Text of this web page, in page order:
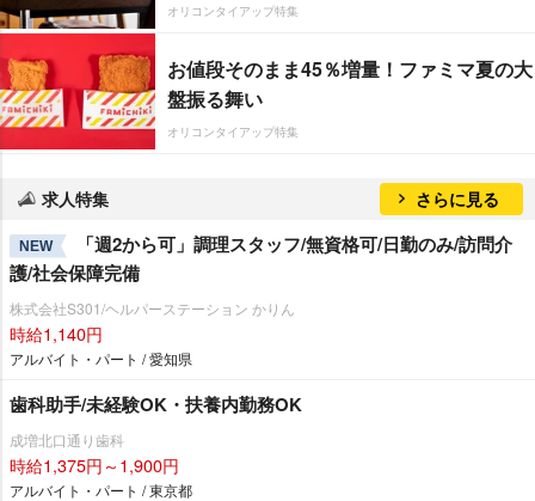
オリコンタイアップ特集
お値段そのまま45％増量！ファミマ夏の大
盤振る舞い
オリコンタイアップ特集
求人特集 さらに見る
NEW
「週2から可」調理スタッフ/無資格可/日勤のみ/訪問介
護/社会保障完備
株式会社S301/ヘルパーステーション かりん
時給1,140円
アルバイト・パート / 愛知県
歯科助手/未経験OK・扶養内勤務OK
成増北口通り歯科
時給1,375円～1,900円
アルバイト・パート / 東京都